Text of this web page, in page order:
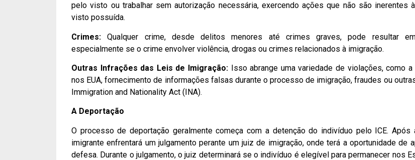
pelo visto ou trabalhar sem autorização necessária, exercendo ações que não são inerentes
visto possuída.
Crimes: Qualquer crime, desde delitos menores até crimes graves, pode resultar
especialmente se o crime envolver violência, drogas ou crimes relacionados à imigração.
Outras Infrações das Leis de Imigração: Isso abrange uma variedade de violações, como
nos EUA, fornecimento de informações falsas durante o processo de imigração, fraudes ou
Immigration and Nationality Act (INA).
A Deportação
O processo de deportação geralmente começa com a detenção do indivíduo pelo ICE. Após
imigrante enfrentará um julgamento perante um juiz de imigração, onde terá a oportunidade de
defesa. Durante o julgamento, o juiz determinará se o indivíduo é elegível para permanecer nos